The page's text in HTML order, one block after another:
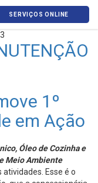
SERVIÇOS ONLINE
1º
em Ação
Óleo de Cozinha e
Meio Ambiente
Esse é o